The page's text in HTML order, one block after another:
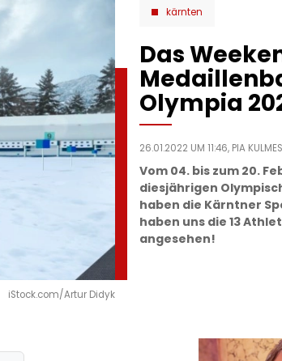
iStock.com/Artur Didyk
kärnten
Das
Olympia
26.01.2022 UM 11:46, PIA
Vom 04. bis zum 20.
diesjährigen
haben die Kärntner
haben uns die 13
angesehen!